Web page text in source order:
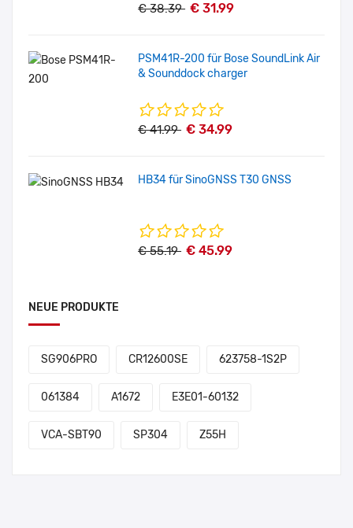
€ 38.39 € 31.99
PSM41R-200 für Bose SoundLink Air
& Sounddock charger
€ 41.99 € 34.99
HB34 für SinoGNSS T30 GNSS
€ 55.19 € 45.99
NEUE PRODUKTE
SG906PRO CR12600SE 623758-1S2P
061384 A1672 E3E01-60132
VCA-SBT90 SP304 Z55H